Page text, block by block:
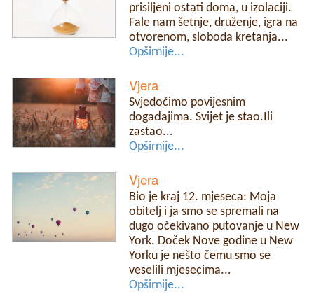
prisiljeni ostati doma, u izolaciji.
Fale nam šetnje, druženje, igra na
otvorenom, sloboda kretanja...
Opširnije...
Vjera
Svjedočimo povijesnim
događajima. Svijet je stao.Ili
zastao...
Opširnije...
Vjera
Bio je kraj 12. mjeseca: Moja
obitelj i ja smo se spremali na
dugo očekivano putovanje u New
York. Doček Nove godine u New
Yorku je nešto čemu smo se
veselili mjesecima...
Opširnije...